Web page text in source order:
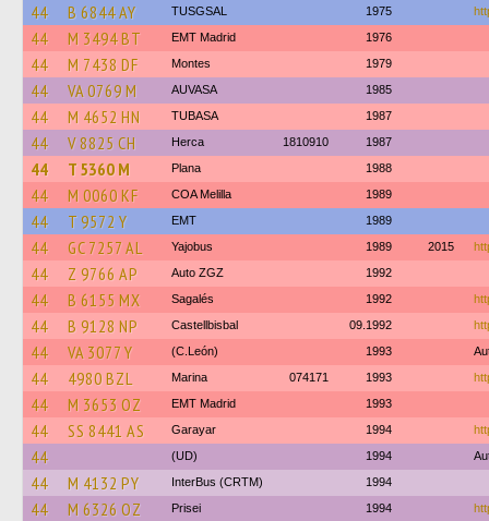
44 B 6844 AY TUSGSAL 1975
44 M 3494 BT EMT Madrid 1976
44 M 7438 DF Montes 1979
44 VA 0769 M AUVASA 1985
44 M 4652 HN TUBASA 1987
44 V 8825 CH Herca 1810910 1987
44 T 5360 M Plana 1988
44 M 0060 KF COA Melilla 1989
44 T 9572 Y EMT 1989
44 GC 7257 AL Yajobus 1989 2015
44 Z 9766 AP Auto ZGZ 1992
44 B 6155 MX Sagalés 1992
44 B 9128 NP Castellbisbal 09.1992
44 VA 3077 Y (C.León) 1993
44 4980 BZL Marina 074171 1993
44 M 3653 OZ EMT Madrid 1993
44 SS 8441 AS Garayar 1994
44 (UD) 1994
44 M 4132 PY InterBus (CRTM) 1994
44 M 6326 OZ Prisei 1994